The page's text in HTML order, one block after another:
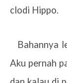
clodi Hippo.
Bahannya
Aku pernah